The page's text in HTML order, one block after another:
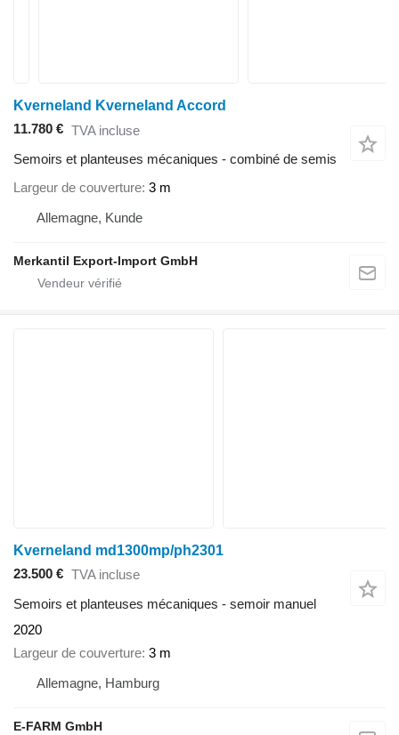
Kverneland Kverneland Accord
11.780 € TVA incluse
Semoirs et planteuses mécaniques - combiné de semis
Largeur de couverture 3 m
Allemagne, Kunde
Merkantil Export-Import GmbH
Kverneland md1300mp/ph2301
23.500 € TVA incluse
Semoirs et planteuses mécaniques - semoir manuel
2020
Largeur de couverture 3 m
Allemagne, Hamburg
E-FARM GmbH